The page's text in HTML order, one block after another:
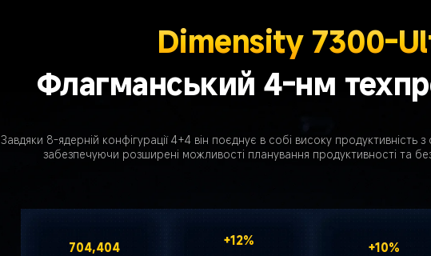
Dimensity 7300-
Флагманський 4-нм
Завдяки 8-ядерній конфігурації 4+4 він поєднує в собі високу
забезпечуючи розширені можливості планування продуктивності та
704,404 +12% +10%